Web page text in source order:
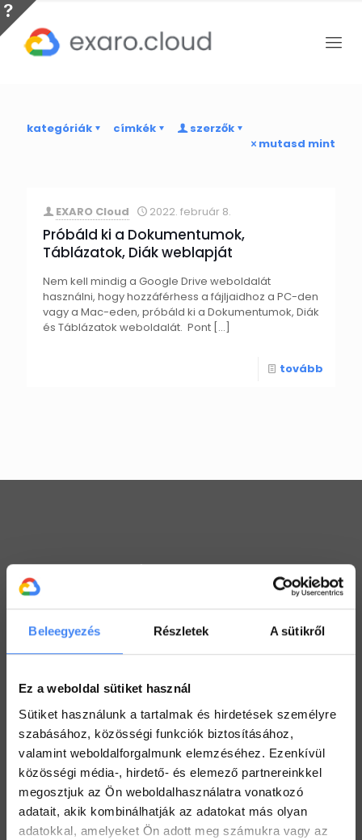
Beleegyezés Részletek A sütikről
Ez a weboldal sütiket használ
Sütiket használunk a tartalmak és hirdetések személyre
szabásához, közösségi funkciók biztosításához,
valamint weboldalforgalmunk elemzéséhez. Ezenkívül
közösségi média-, hirdető- és elemező partnereinkkel
megosztjuk az Ön weboldalhasználatra vonatkozó
adatait, akik kombinálhatják az adatokat más olyan
adatokkal, amelyeket Ön adott meg számukra vagy az
kategóriák címkék
szerzők
mutasd mint
EXARO Cloud 2022. február 8.
Próbáld ki a Dokumentumok,
Táblázatok, Diák weblapját
Nem kell mindig a Google Drive weboldalát
használni, hogy hozzáférhess a fájljaidhoz a PC-den
vagy a Mac-eden, próbáld ki a Dokumentumok, Diák
és Táblázatok weboldalát. Pont […]
tovább
Workspace praktikák
Értekezlet szervezése emailen keresztül
2022. július 19.
Hogyan tarts minden Gmail mappát szem előtt?
2022. július 18.
Dolgozz zip fájlokkal a Drive-ban
2022. július 12.